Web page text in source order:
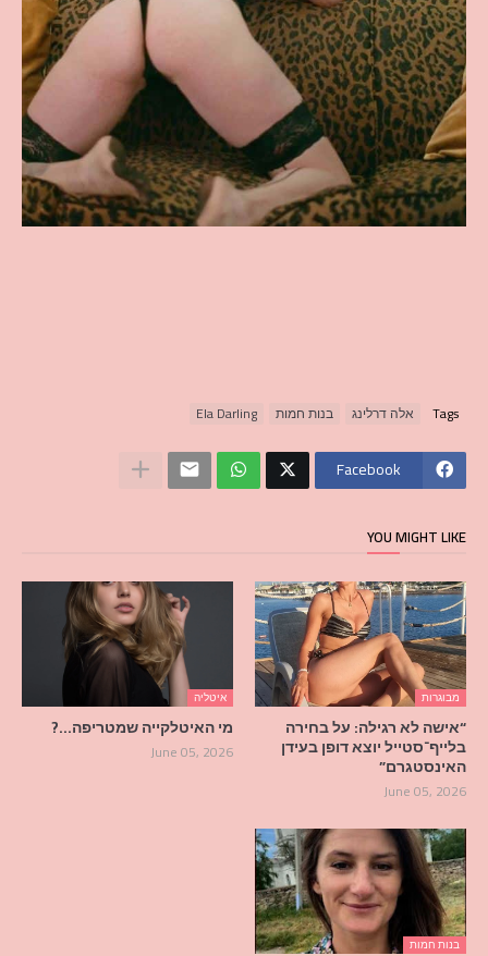
Tags אלה דרלינג בנות חמות Ela Darling
Facebook
YOU MIGHT LIKE
מבוגרות
“אישה לא רגילה: על בחירה
בלייף־סטייל יוצא דופן בעידן
האינסטגרם”
June 05, 2026
איטליה
מי האיטלקייה שמטריפה…?
June 05, 2026
בנות חמות